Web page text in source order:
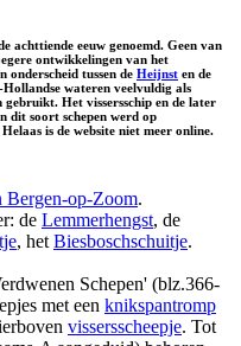
achttiende eeuw genoemd. Geen van
ontwikkelingen van het
onderscheid tussen de Heijnst en de
Hollandse wateren veelvuldig als
gebruikt. Het vissersschip en de later
dit soort schepen werd op
is de website niet meer online.
Bergen-op-Zoom.
de Lemmerhengst, de
, het Biesboschschuitje.
Schepen' (blz.366-
met een knikspantromp
vissersscheepje. Tot